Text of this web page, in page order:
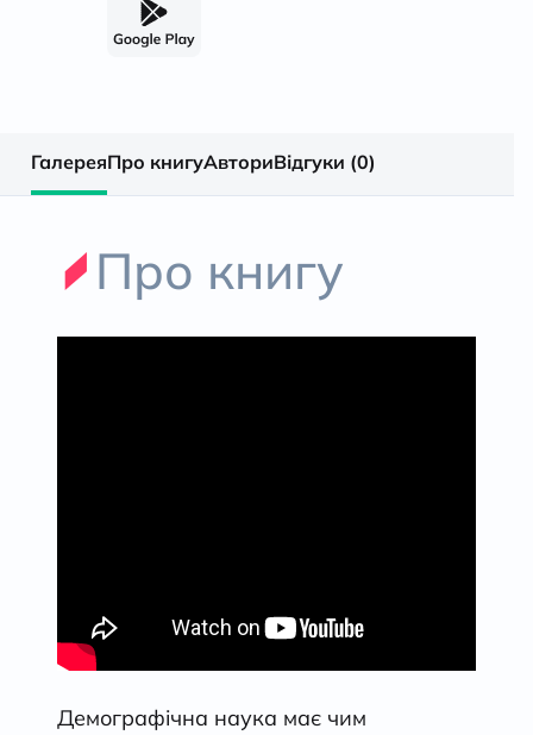
ГалереяПро книгуАвториВідгуки (0)
Про книгу
Демографічна наука має чим